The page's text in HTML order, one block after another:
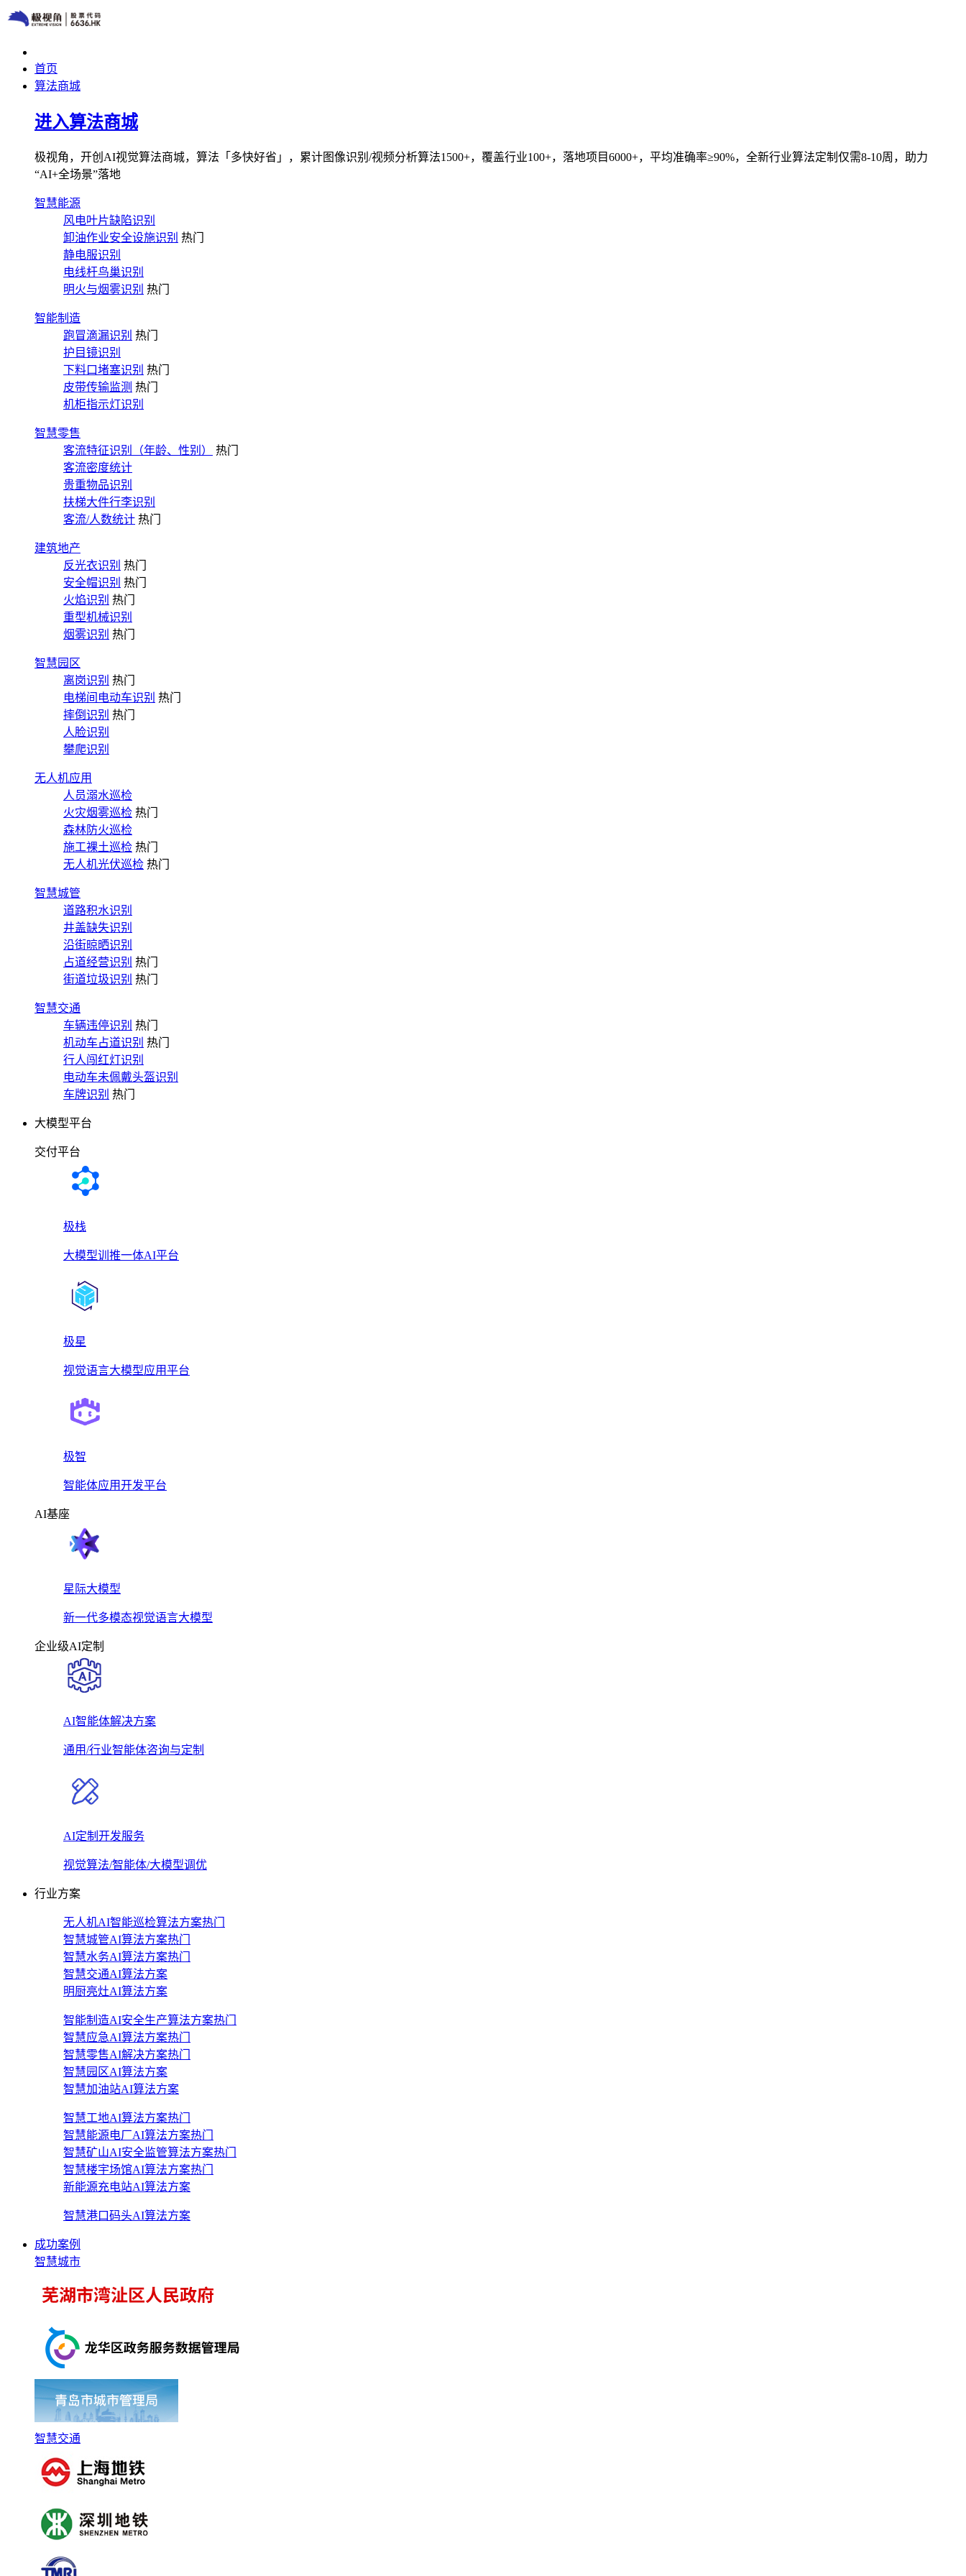
首页
算法商城
进入算法商城
极视角，开创AI视觉算法商城，算法「多快好省」，累计图像识别/视频分析算法1500+，覆盖行业100+，落地项目6000+，平均准确率≥90%，全新行业算法定制仅需8-10周，助力
“AI+全场景”落地
智慧能源
风电叶片缺陷识别
卸油作业安全设施识别 热门
静电服识别
电线杆鸟巢识别
明火与烟雾识别 热门
智能制造
跑冒滴漏识别 热门
护目镜识别
下料口堵塞识别 热门
皮带传输监测 热门
机柜指示灯识别
智慧零售
客流特征识别（年龄、性别）
热门
客流密度统计
贵重物品识别
扶梯大件行李识别
客流/人数统计 热门
建筑地产
反光衣识别 热门
安全帽识别 热门
火焰识别 热门
重型机械识别
烟雾识别 热门
智慧园区
离岗识别 热门
电梯间电动车识别 热门
摔倒识别 热门
人脸识别
攀爬识别
无人机应用
人员溺水巡检
火灾烟雾巡检 热门
森林防火巡检
施工裸土巡检 热门
无人机光伏巡检 热门
智慧城管
道路积水识别
井盖缺失识别
沿街晾晒识别
占道经营识别 热门
街道垃圾识别 热门
智慧交通
车辆违停识别 热门
机动车占道识别 热门
行人闯红灯识别
电动车未佩戴头盔识别
车牌识别 热门
大模型平台
交付平台
极栈
大模型训推一体AI平台
极星
视觉语言大模型应用平台
极智
智能体应用开发平台
AI基座
星际大模型
新一代多模态视觉语言大模型
企业级AI定制
AI智能体解决方案
通用/行业智能体咨询与定制
AI定制开发服务
视觉算法/智能体/大模型调优
行业方案
无人机AI智能巡检算法方案热门
智慧城管AI算法方案热门
智慧水务AI算法方案热门
智慧交通AI算法方案
明厨亮灶AI算法方案
智能制造AI安全生产算法方案热门
智慧应急AI算法方案热门
智慧零售AI解决方案热门
智慧园区AI算法方案
智慧加油站AI算法方案
智慧工地AI算法方案热门
智慧能源电厂AI算法方案热门
智慧矿山AI安全监管算法方案热门
智慧楼宇场馆AI算法方案热门
新能源充电站AI算法方案
智慧港口码头AI算法方案
成功案例
智慧城市
智慧交通